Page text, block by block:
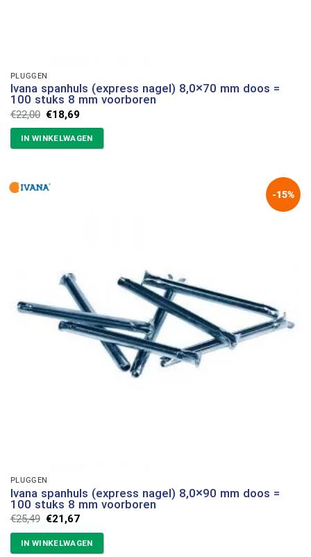
PLUGGEN
Ivana spanhuls (express nagel) 8,0×70 mm doos =
100 stuks 8 mm voorboren
€22,00 Oorspronkelijke
prijs
was:
€22,00.
€18,69Huidige
is:
€18,69.
IN WINKELWAGEN
-15%
PLUGGEN
Ivana spanhuls (express nagel) 8,0×90 mm doos =
100 stuks 8 mm voorboren
€25,49 Oorspronkelijke
prijs
was:
€25,49.
€21,67Huidige
is:
€21,67.
IN WINKELWAGEN